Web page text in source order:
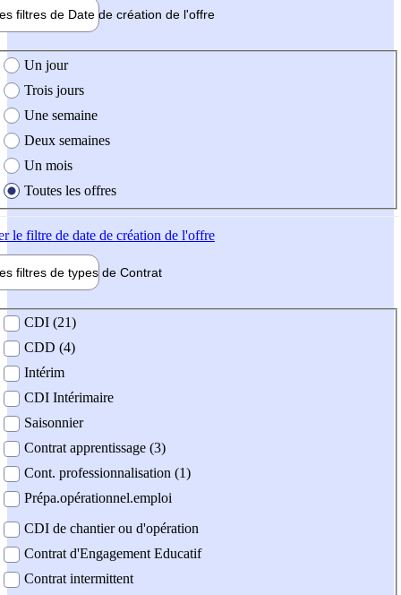
filtres de Date de création de l'offre
création de l'offre
Un jour
Trois jours
Une semaine
Deux semaines
Un mois
Toutes les offres
le filtre de date de création de l'offre
filtres de types de Contrat
contrat
CDI (21)
CDD (4)
Intérim
CDI Intérimaire
Saisonnier
Contrat apprentissage (3)
Cont. professionnalisation (1)
Prépa.opérationnel.emploi
CDI de chantier ou d'opération
Contrat d'Engagement Educatif
Contrat intermittent